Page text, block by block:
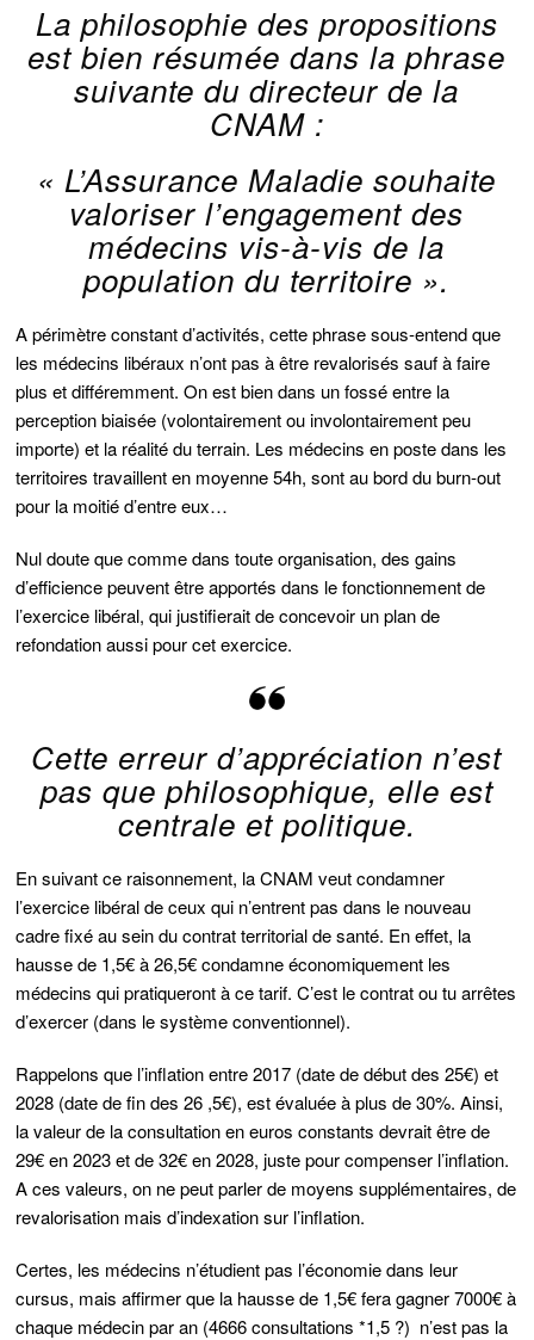
La philosophie des propositions
est bien résumée dans la phrase
suivante du directeur de la
CNAM :
« L’Assurance Maladie souhaite
valoriser l’engagement des
médecins vis-à-vis de la
population du territoire ».
A périmètre constant d’activités, cette phrase sous-entend que
les médecins libéraux n’ont pas à être revalorisés sauf à faire
plus et différemment. On est bien dans un fossé entre la
perception biaisée (volontairement ou involontairement peu
importe) et la réalité du terrain. Les médecins en poste dans les
territoires travaillent en moyenne 54h, sont au bord du burn-out
pour la moitié d’entre eux…
Nul doute que comme dans toute organisation, des gains
d’efficience peuvent être apportés dans le fonctionnement de
l’exercice libéral, qui justifierait de concevoir un plan de
refondation aussi pour cet exercice.
Cette erreur d’appréciation n’est
pas que philosophique, elle est
centrale et politique.
En suivant ce raisonnement, la CNAM veut condamner
l’exercice libéral de ceux qui n’entrent pas dans le nouveau
cadre fixé au sein du contrat territorial de santé. En effet, la
hausse de 1,5€ à 26,5€ condamne économiquement les
médecins qui pratiqueront à ce tarif. C’est le contrat ou tu arrêtes
d’exercer (dans le système conventionnel).
Rappelons que l’inflation entre 2017 (date de début des 25€) et
2028 (date de fin des 26 ,5€), est évaluée à plus de 30%. Ainsi,
la valeur de la consultation en euros constants devrait être de
29€ en 2023 et de 32€ en 2028, juste pour compenser l’inflation.
A ces valeurs, on ne peut parler de moyens supplémentaires, de
revalorisation mais d’indexation sur l’inflation.
Certes, les médecins n’étudient pas l’économie dans leur
cursus, mais affirmer que la hausse de 1,5€ fera gagner 7000€ à
chaque médecin par an (4666 consultations *1,5 ?) n’est pas la